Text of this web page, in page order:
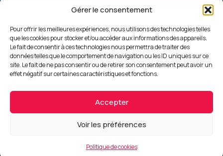
Gérer le consentement
Pour offrir les meilleures expériences, nous utilisons des technologies telles
que les cookies pour stocker et/ou accéder aux informations des appareils.
Le fait de consentir à ces technologies nous permettra de traiter des
données telles que le comportement de navigation ou les ID uniques sur ce
site. Le fait de ne pas consentir ou de retirer son consentement peut avoir un
effet négatif sur certaines caractéristiques et fonctions.
Accepter
Voir les préférences
Politique de cookies
contact@aelion.com
UNE QUESTION, UN RENSEIGNEMENT ?
Contactez-nous
CGV
Politique de cookies